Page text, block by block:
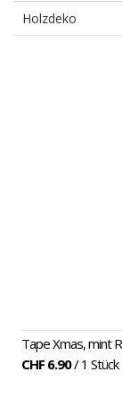
Holzdeko
Tape Xmas, mint
CHF 6.90/ 1 Stück